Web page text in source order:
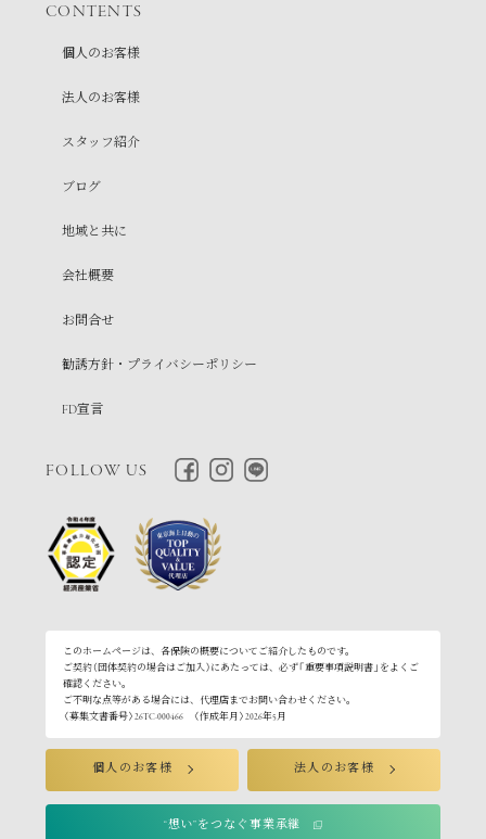
CONTENTS
個人のお客様
法人のお客様
スタッフ紹介
ブログ
地域と共に
会社概要
お問合せ
勧誘方針・プライバシーポリシー
FD宣言
FOLLOW US
このホームページは、各保険の概要についてご紹介したものです。
ご契約（団体契約の場合はご加入）にあたっては、必ず「重要事項説明書」をよくご
確認ください。
ご不明な点等がある場合には、代理店までお問い合わせください。
〈募集文書番号〉26TC-000466 〈作成年月〉2026年5月
個人のお客様 法人のお客様
“想い”をつなぐ事業承継